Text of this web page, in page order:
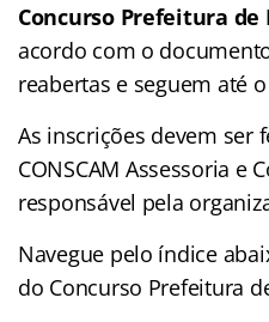
Concurso Prefeitura de
acordo com o
reabertas e seguem até
As inscrições devem ser
CONSCAM Assessoria e
responsável pela
Navegue pelo índice
do Concurso Prefeitura